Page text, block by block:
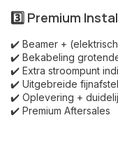
3️⃣ Premium
✔️ Beamer +
✔️ Bekabeling
✔️ Extra stroompunt
✔️ Uitgebreide
✔️ Oplevering +
✔️ Premium Aftersales